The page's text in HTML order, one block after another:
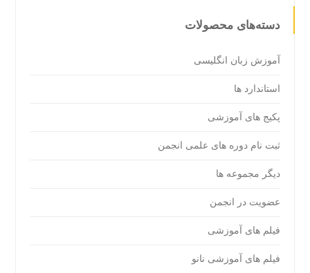
دسته‌های محصولات
آموزش زبان انگلیسی
استاندارد ها
پکیج های آموزشی
ثبت نام دوره های علمی انجمن
دیگر مجموعه ها
عضویت در انجمن
فیلم های آموزشی
فیلم های آموزشی نانو